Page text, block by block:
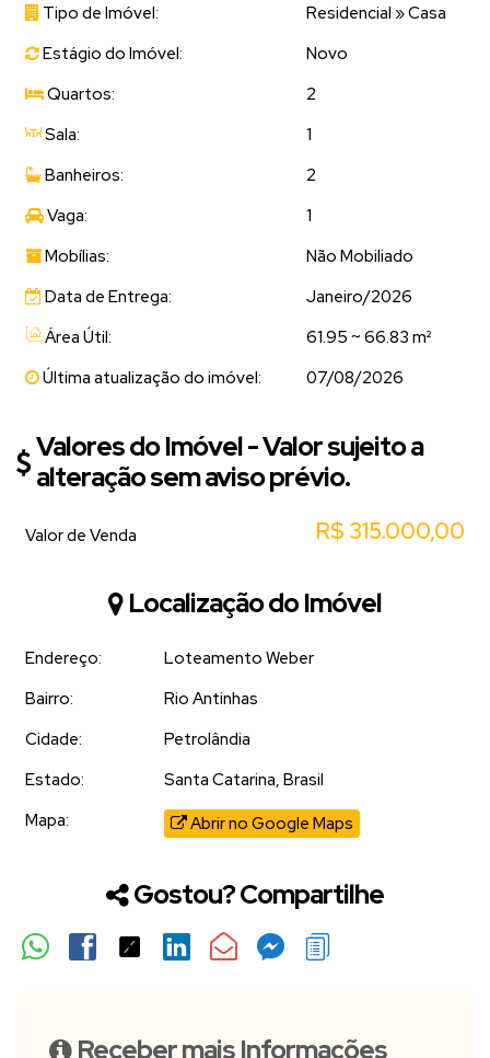
Tipo de Imóvel:
Residencial »Casa
Estágio do Imóvel:
Novo
Quartos:
2
Sala:
1
Banheiros:
2
Vaga:
1
Mobílias:
Não Mobiliado
Data de Entrega:
Janeiro/2026
Área Útil:
61.95 ~ 66.83 m²
Última atualização do imóvel:
07/08/2026
Valores do Imóvel - Valor sujeito a
alteração sem aviso prévio.
R$ 315.000,00
Valor de Venda
Localização do Imóvel
Endereço:
Loteamento Weber
Bairro:
Rio Antinhas
Cidade:
Petrolândia
Estado:
Santa Catarina, Brasil
Mapa:
Abrir no Google Maps
Gostou? Compartilhe
Receber mais Informações